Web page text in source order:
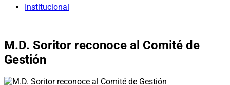
Institucional
M.D. Soritor reconoce al Comité de
Gestión